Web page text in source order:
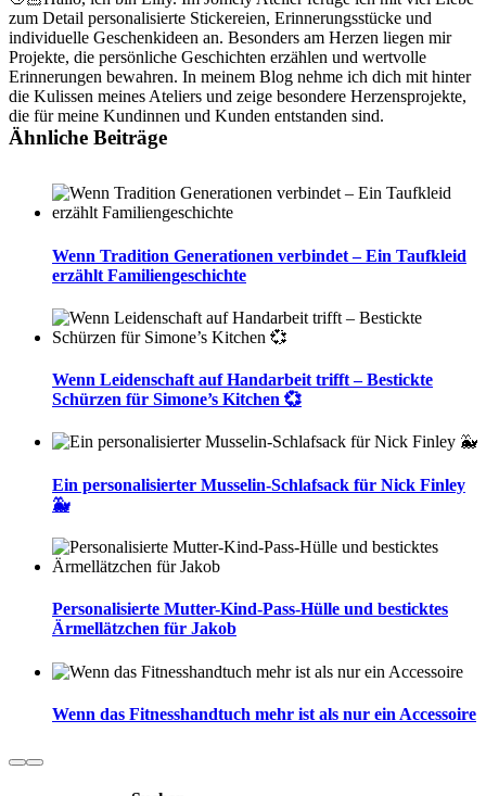
zum Detail personalisierte Stickereien, Erinnerungsstücke und
individuelle Geschenkideen an. Besonders am Herzen liegen mir
Projekte, die persönliche Geschichten erzählen und wertvolle
Erinnerungen bewahren. In meinem Blog nehme ich dich mit hinter
die Kulissen meines Ateliers und zeige besondere Herzensprojekte,
die für meine Kundinnen und Kunden entstanden sind.
Ähnliche Beiträge
Wenn Tradition Generationen verbindet – Ein Taufkleid
erzählt Familiengeschichte
Wenn Leidenschaft auf Handarbeit trifft – Bestickte
Schürzen für Simone’s Kitchen 💞
Ein personalisierter Musselin-Schlafsack für Nick Finley
🐳
Personalisierte Mutter-Kind-Pass-Hülle und besticktes
Ärmellätzchen für Jakob
Wenn das Fitnesshandtuch mehr ist als nur ein Accessoire